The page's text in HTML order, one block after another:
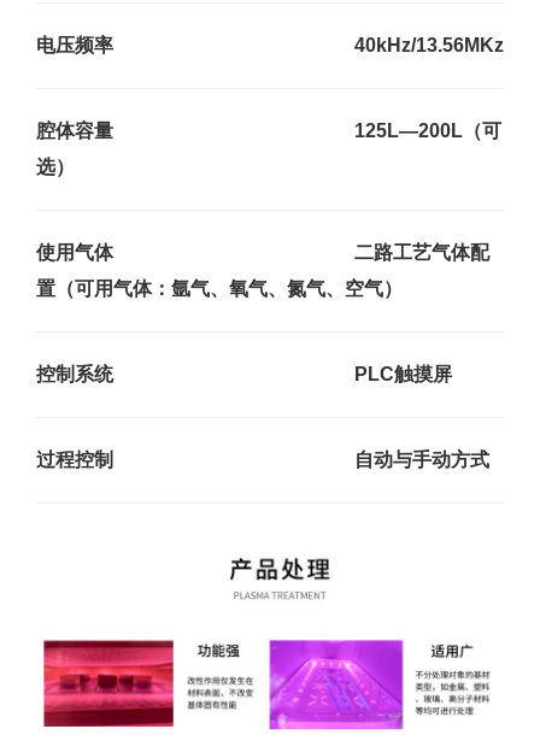
电压频率 40kHz/13.56MKz
腔体容量 125L—200L（可
选）
使用气体 二路工艺气体配
置（可用气体：氩气、氧气、氮气、空气）
控制系统 PLC触摸屏
过程控制 自动与手动方式